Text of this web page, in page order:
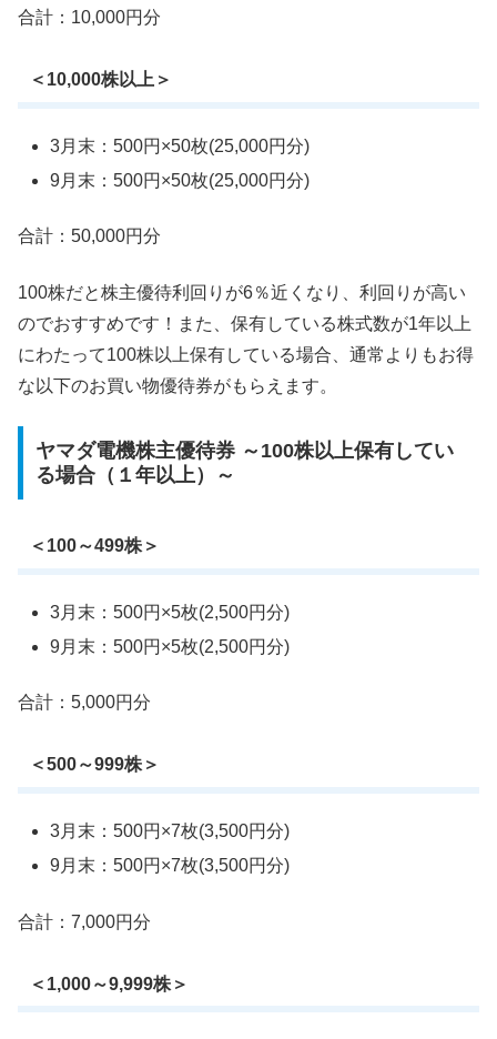
合計：10,000円分
＜10,000株以上＞
3月末：500円×50枚(25,000円分)
9月末：500円×50枚(25,000円分)
合計：50,000円分
100株だと株主優待利回りが6％近くなり、利回りが高い
のでおすすめです！また、保有している株式数が1年以上
にわたって100株以上保有している場合、通常よりもお得
な以下のお買い物優待券がもらえます。
ヤマダ電機株主優待券 ～100株以上保有してい
る場合（１年以上）～
＜100～499株＞
3月末：500円×5枚(2,500円分)
9月末：500円×5枚(2,500円分)
合計：5,000円分
＜500～999株＞
3月末：500円×7枚(3,500円分)
9月末：500円×7枚(3,500円分)
合計：7,000円分
＜1,000～9,999株＞